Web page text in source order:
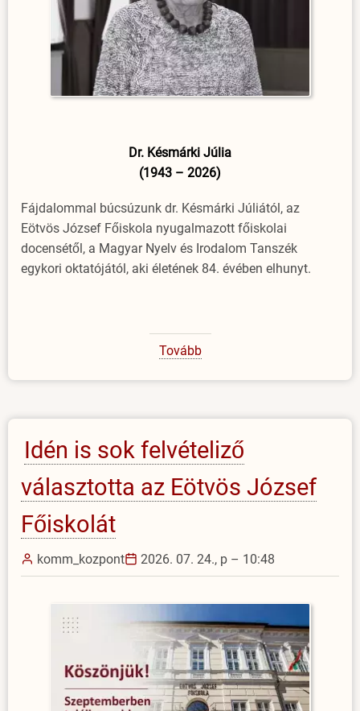
Dr. Késmárki Júlia
(1943 – 2026)
Fájdalommal búcsúzunk dr. Késmárki Júliától, az
Eötvös József Főiskola nyugalmazott főiskolai
docensétől, a Magyar Nyelv és Irodalom Tanszék
egykori oktatójától, aki életének 84. évében elhunyt.
Tovább(Dr.
Idén is sok felvételiző
választotta az Eötvös József
Főiskolát
komm_kozpont 2026. 07. 24., p – 10:48